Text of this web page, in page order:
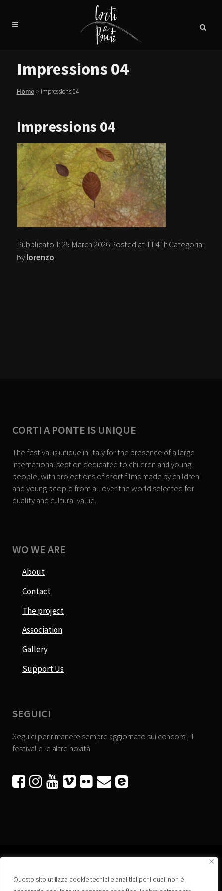
Questo sito utilizza cookie tecnici e analitici per i quali non è
Impressions 04
Home> Impressions 04
Impressions 04
Pubblicato il:25 March 2026 Posted at 11:41h Categoria:
bylorenzo
CORTI A PONTE IS UNIQUE
The festival is unique in Italy for the presence of a large
international section dedicated to children and young
people, with projections of short films made by children
and young people from all over the world selected for
quality and cultural value.
WO WE ARE
About
Contact
The project
Association
Gallery
Support Us
SEGUICI
Seguici per rimanere sempre aggiornato sui concorsi, il
festival e le altre novità.
     
Associazione “Corti a Ponte” APS